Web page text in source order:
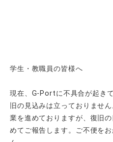
学生・教職員の皆様へ
現在、G-Portに不具合が起き
旧の見込みは立っておりませ
業を進めておりますが、復旧
めてご報告します。ご不便を